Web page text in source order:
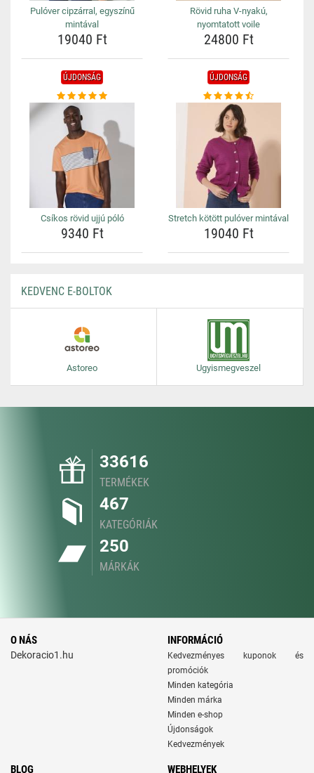
Pulóver cipzárral, egyszínű
mintával
19040 Ft
Rövid ruha V-nyakú,
nyomtatott voile
24800 Ft
ÚJDONSÁG
Csíkos rövid ujjú póló
9340 Ft
ÚJDONSÁG
Stretch kötött pulóver mintával
19040 Ft
KEDVENC E-BOLTOK
Astoreo Ugyismegveszel
33616
TERMÉKEK
467
KATEGÓRIÁK
250
MÁRKÁK
O NÁS
Dekoracio1.hu
INFORMÁCIÓ
Kedvezményes kuponok és
promóciók
Minden kategória
Minden márka
Minden e-shop
Újdonságok
Kedvezmények
BLOG WEBHELYEK